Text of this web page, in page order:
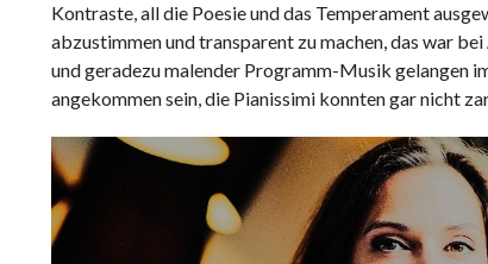
Kontraste, all die Poesie und das Temperament
abzustimmen und transparent zu machen, das war
und geradezu malender Programm-Musik gelangen
angekommen sein, die Pianissimi konnten gar nicht